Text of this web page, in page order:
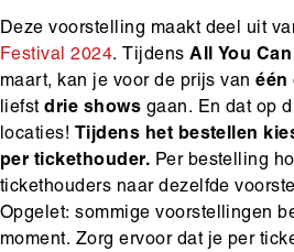
Deze voorstelling maakt deel uit
Festival 2024. TijdensAll You Can
maart, kan je voor de prijs vanéén
liefstdrie shows gaan. En dat op
locaties! Tijdens het bestellen
per tickethouder. Per bestelling
tickethouders naar dezelfde
Opgelet: sommige voorstellingen
moment. Zorg ervoor dat je per